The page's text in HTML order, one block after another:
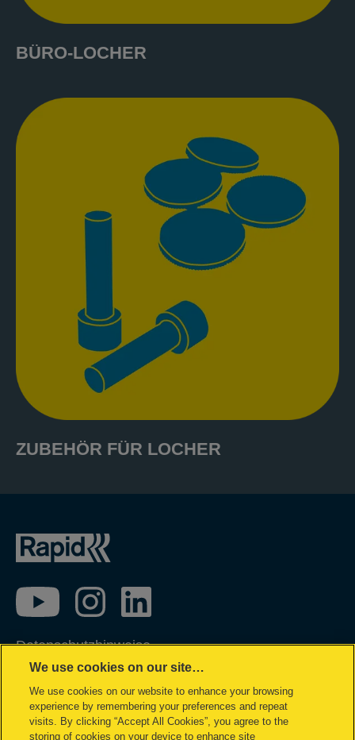
BÜRO-LOCHER
ZUBEHÖR FÜR LOCHER
Datenschutzhinweise
Impressum
Cookie Richtlinie
Datenzugriffsberechtigung
We use cookies on our site…
We use cookies on our website to enhance your browsing
experience by remembering your preferences and repeat
visits. By clicking “Accept All Cookies”, you agree to the
storing of cookies on your device to enhance site